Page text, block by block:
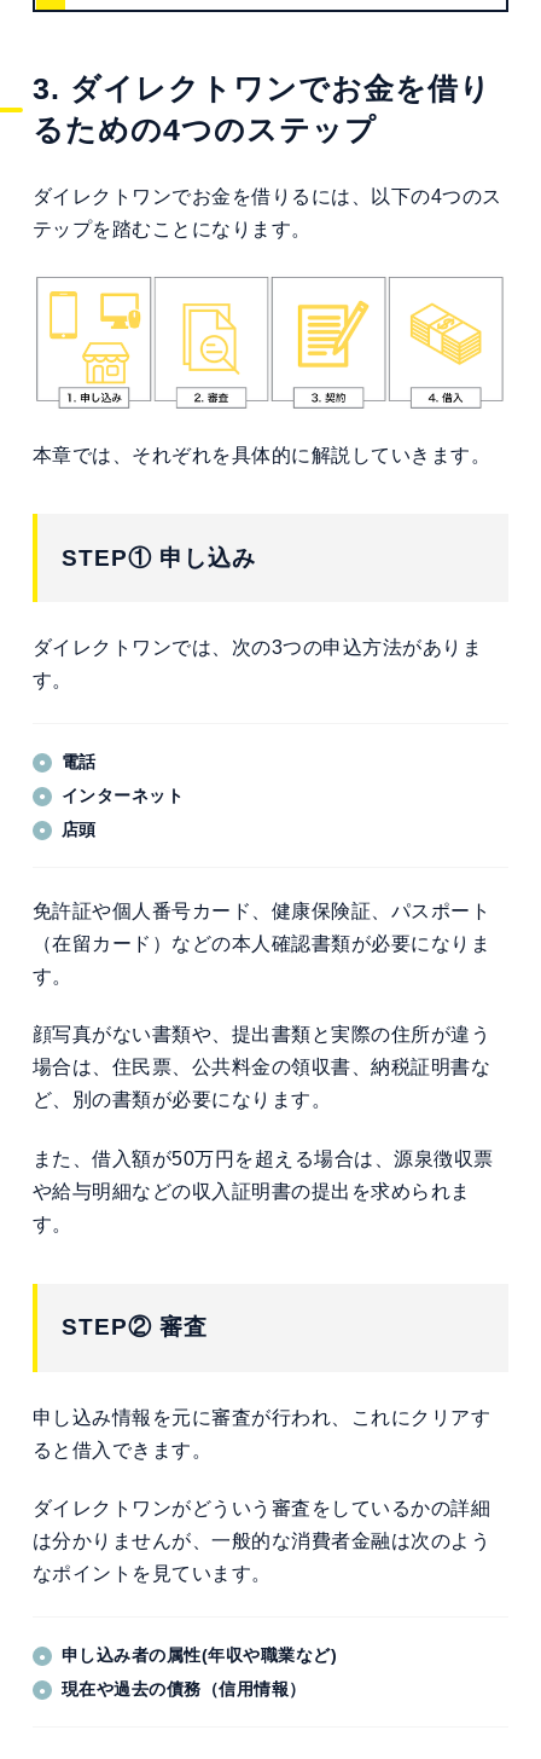
3. ダイレクトワンでお金を借り
るための4つのステップ
ダイレクトワンでお金を借りるには、以下の4つのス
テップを踏むことになります。
本章では、それぞれを具体的に解説していきます。
STEP① 申し込み
ダイレクトワンでは、次の3つの申込方法がありま
す。
電話
インターネット
店頭
免許証や個人番号カード、健康保険証、パスポート
（在留カード）などの本人確認書類が必要になりま
す。
顔写真がない書類や、提出書類と実際の住所が違う
場合は、住民票、公共料金の領収書、納税証明書な
ど、別の書類が必要になります。
また、借入額が50万円を超える場合は、源泉徴収票
や給与明細などの収入証明書の提出を求められま
す。
STEP② 審査
申し込み情報を元に審査が行われ、これにクリアす
ると借入できます。
ダイレクトワンがどういう審査をしているかの詳細
は分かりませんが、一般的な消費者金融は次のよう
なポイントを見ています。
申し込み者の属性(年収や職業など)
現在や過去の債務（信用情報）